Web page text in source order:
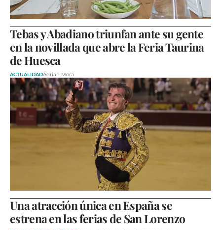
Tebas y Abadiano triunfan ante su gente
en la novillada que abre la Feria Taurina
de Huesca
ACTUALIDADAdrián Mora
Una atracción única en España se
estrena en las ferias de San Lorenzo